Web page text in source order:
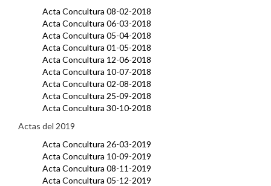
Acta Concultura 08-02-2018
Acta Concultura 06-03-2018
Acta Concultura 05-04-2018
Acta Concultura 01-05-2018
Acta Concultura 12-06-2018
Acta Concultura 10-07-2018
Acta Concultura 02-08-2018
Acta Concultura 25-09-2018
Acta Concultura 30-10-2018
Actas del 2019
Acta Concultura 26-03-2019
Acta Concultura 10-09-2019
Acta Concultura 08-11-2019
Acta Concultura 05-12-2019